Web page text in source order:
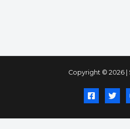
Copyright © 2026 |